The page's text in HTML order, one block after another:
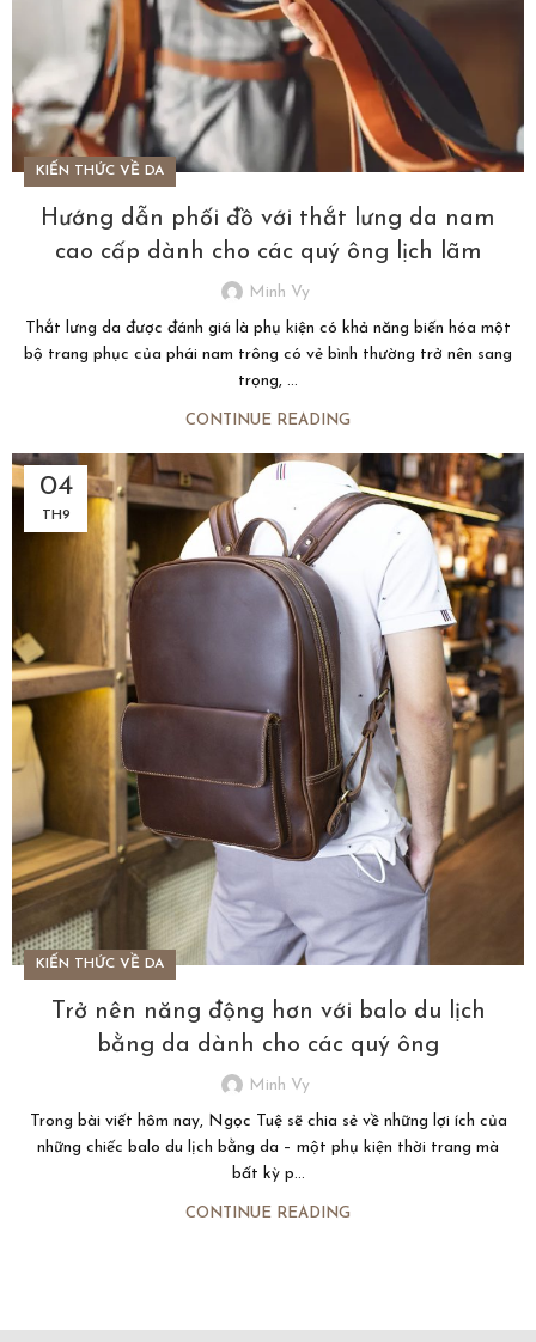
KIẾN THỨC VỀ DA
Hướng dẫn phối đồ với thắt lưng da nam
cao cấp dành cho các quý ông lịch lãm
Minh Vy
Thắt lưng da được đánh giá là phụ kiện có khả năng biến hóa một
bộ trang phục của phái nam trông có vẻ bình thường trở nên sang
trọng, ...
CONTINUE READING
04
TH9
KIẾN THỨC VỀ DA
Trở nên năng động hơn với balo du lịch
bằng da dành cho các quý ông
Minh Vy
Trong bài viết hôm nay, Ngọc Tuệ sẽ chia sẻ về những lợi ích của
những chiếc balo du lịch bằng da – một phụ kiện thời trang mà
bất kỳ p...
CONTINUE READING